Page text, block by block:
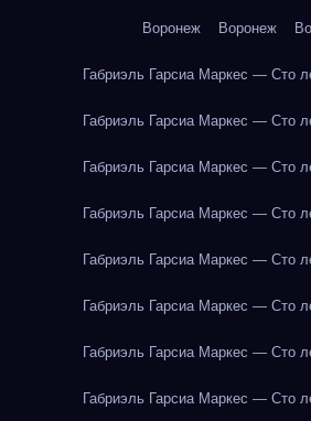
Воронеж Воронеж
Габриэль Гарсиа Маркес — Сто
Габриэль Гарсиа Маркес — Сто
Габриэль Гарсиа Маркес — Сто
Габриэль Гарсиа Маркес — Сто
Габриэль Гарсиа Маркес — Сто
Габриэль Гарсиа Маркес — Сто
Габриэль Гарсиа Маркес — Сто
Габриэль Гарсиа Маркес — Сто